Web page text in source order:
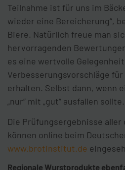
Teilnahme ist für uns im
wieder eine Bereicherung“,
Biere. Natürlich freue man
hervorragenden
es eine wertvolle
Verbesserungsvorschläge
erhalten. Selbst dann, wenn
„nur“ mit „gut“ ausfallen sollte.
Die Prüfungsergebnisse
können online beim
www.brotinstitut.de
Regionale Wurstprodukte